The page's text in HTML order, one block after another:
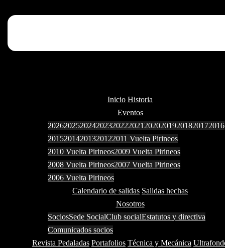
Inicio Historia
Eventos
202620252024202320222021 20202019201820172016
20152014201320122011 Vuelta Pirineos
2010 Vuelta Pirineos2009 Vuelta Pirineos
2008 Vuelta Pirineos2007 Vuelta Pirineos
2006 Vuelta Pirineos
Calendario de salidas Salidas hechas
Nosotros
SociosSede SocialClub socialEstatutos y directiva
Comunicados socios
Revista Pedaladas Portafolios Técnica y Mecánica